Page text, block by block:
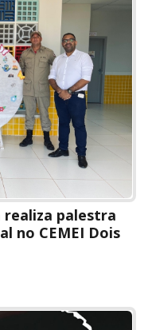
palestra
no CEMEI Dois